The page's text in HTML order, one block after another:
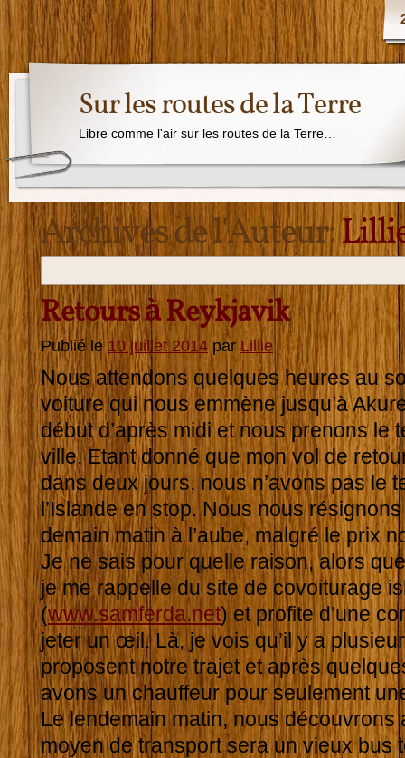
Sur les routes de la Terre
Libre comme l'air sur les routes de la Terre…
Archives de l'Auteur:
Retours à Reykjavik
Publié le 10 juillet 2014 par Lillie
Nous attendons quelques heures au
voiture qui nous emmène jusqu’à
début d’après midi et nous prenons le
ville. Etant donné que mon vol de
dans deux jours, nous n’avons pas le
l’Islande en stop. Nous nous
demain matin à l’aube, malgré le prix
Je ne sais pour quelle raison, alors
je me rappelle du site de covoiturage
(www.samferda.net) et profite d’une
jeter un œil. Là, je vois qu’il y a
proposent notre trajet et après
avons un chauffeur pour seulement
Le lendemain matin, nous
moyen de transport sera un vieux bus